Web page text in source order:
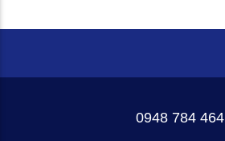
0948 784 464